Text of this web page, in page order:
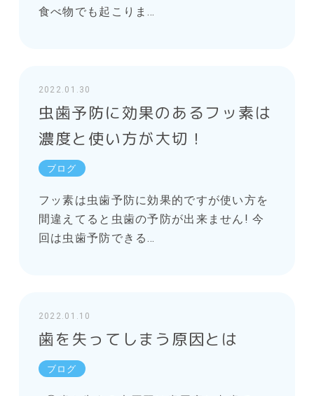
食べ物でも起こりま…
2022.01.30
虫歯予防に効果のあるフッ素は
濃度と使い方が大切！
ブログ
フッ素は虫歯予防に効果的ですが使い方を
間違えてると虫歯の予防が出来ません! 今
回は虫歯予防できる…
2022.01.10
歯を失ってしまう原因とは
ブログ